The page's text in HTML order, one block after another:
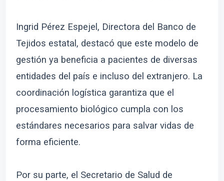
Ingrid Pérez Espejel, Directora del Banco de
Tejidos estatal, destacó que este modelo de
gestión ya beneficia a pacientes de diversas
entidades del país e incluso del extranjero. La
coordinación logística garantiza que el
procesamiento biológico cumpla con los
estándares necesarios para salvar vidas de
forma eficiente.
Por su parte, el Secretario de Salud de